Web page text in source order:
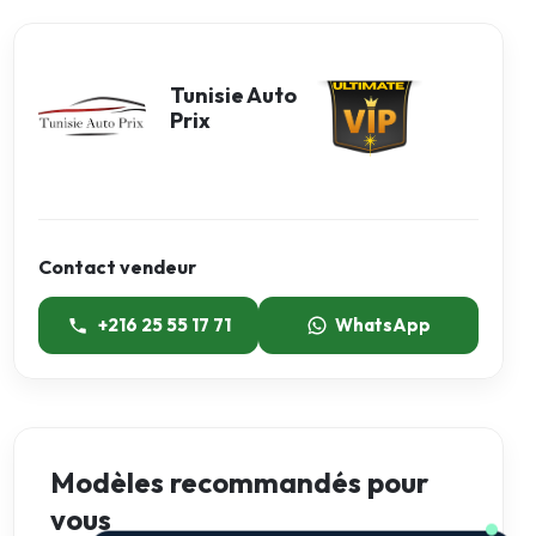
Tunisie Auto
Prix
Contact vendeur
+216 25 55 17 71 WhatsApp
Modèles recommandés pour
vous